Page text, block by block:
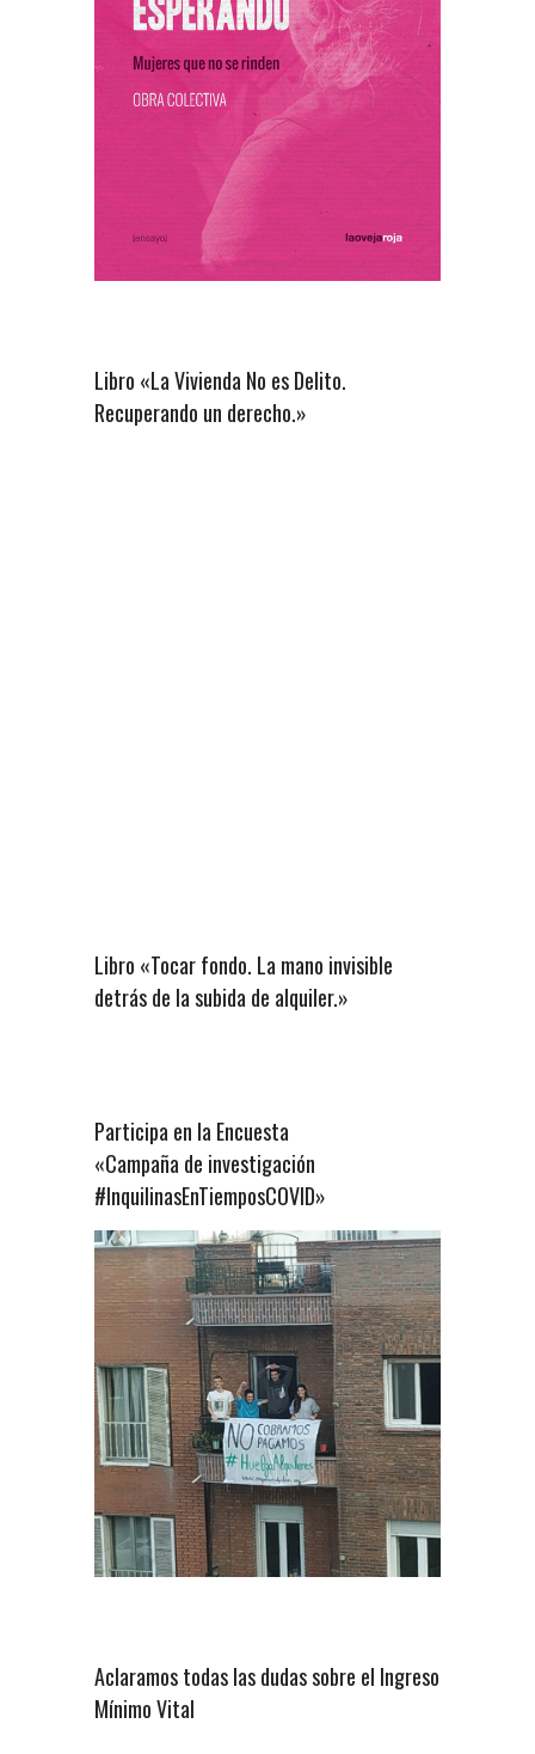
Libro «La Vivienda No es Delito.
Recuperando un derecho.»
Libro «Tocar fondo. La mano invisible
detrás de la subida de alquiler.»
Participa en la Encuesta
«Campaña de investigación
#InquilinasEnTiemposCOVID»
Aclaramos todas las dudas sobre el Ingreso
Mínimo Vital